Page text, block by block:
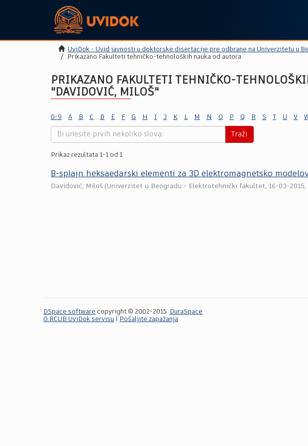
UviDok - Uvid javnosti u doktorske disertacije pre odbrane na Univerzitetu u
Prikazano Fakulteti tehničko-tehnoloških nauka od autora
PRIKAZANO FAKULTETI TEHNIČKO-
"DAVIDOVIĆ, MILOŠ"
0-9 A B C D E F G H I J K L M N O P Q R S T U V
Traži
Prikaz rezultata 1-1 od 1
B-splajn heksaedarski elementi za 3D elektromagnetsko
Davidović, Miloš (Univerzitet u Beogradu - Elektrotehnički fakultet, 16-03-2015,
DSpace software copyright © 2002-2015
DuraSpace
O RCUB UviDok servisu
Pošaljite zapažanja